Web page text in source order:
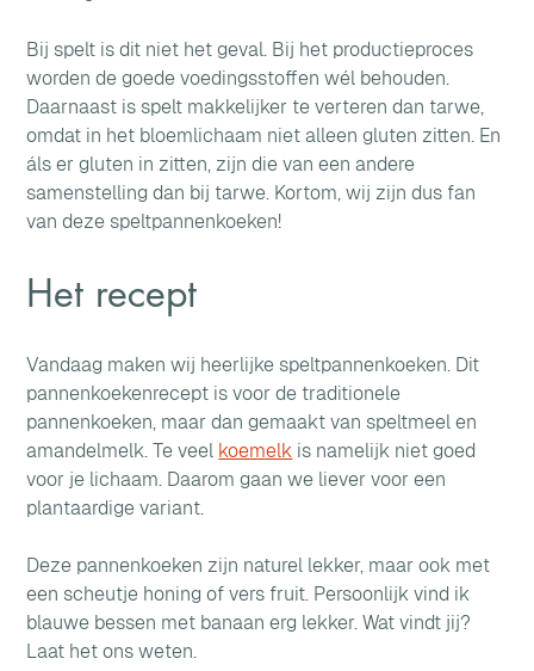
Bij spelt is dit niet het geval. Bij het productieproces
worden de goede voedingsstoffen wél behouden.
Daarnaast is spelt makkelijker te verteren dan tarwe,
omdat in het bloemlichaam niet alleen gluten zitten. En
áls er gluten in zitten, zijn die van een andere
samenstelling dan bij tarwe. Kortom, wij zijn dus fan
van deze speltpannenkoeken!
Het recept
Vandaag maken wij heerlijke speltpannenkoeken. Dit
pannenkoekenrecept is voor de traditionele
pannenkoeken, maar dan gemaakt van speltmeel en
amandelmelk. Te veel koemelk is namelijk niet goed
voor je lichaam. Daarom gaan we liever voor een
plantaardige variant.
Deze pannenkoeken zijn naturel lekker, maar ook met
een scheutje honing of vers fruit. Persoonlijk vind ik
blauwe bessen met banaan erg lekker. Wat vindt jij?
Laat het ons weten.